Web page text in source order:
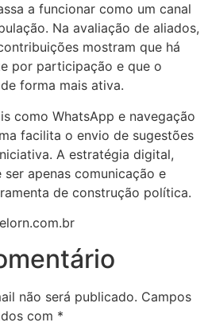
a funcionar como um canal
Na avaliação de aliados,
mostram que há
por participação e que o
forma mais ativa.
como WhatsApp e navegação
facilita o envio de sugestões
A estratégia digital,
ser apenas comunicação e
de construção política.
não será publicado. Campos
com *